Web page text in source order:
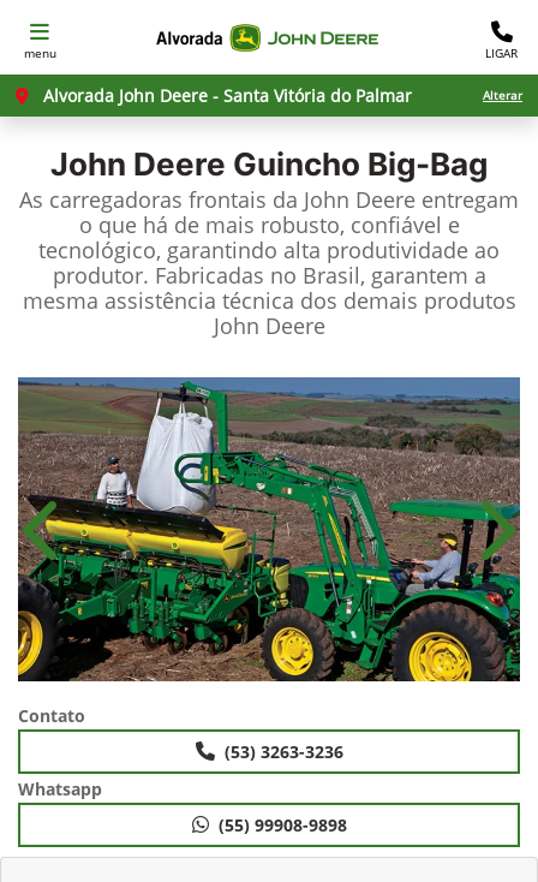
menu LIGAR
Alvorada John Deere - Santa Vitória do Palmar Alterar
John Deere Guincho Big-Bag
As carregadoras frontais da John Deere entregam
o que há de mais robusto, confiável e
tecnológico, garantindo alta produtividade ao
produtor. Fabricadas no Brasil, garantem a
mesma assistência técnica dos demais produtos
John Deere
Anterior
Contato
(53) 3263-3236
Whatsapp
(55) 99908-9898